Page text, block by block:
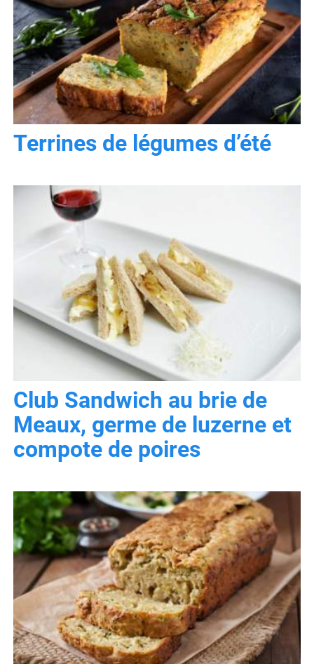
Terrines de légumes d’été
Club Sandwich au brie de
Meaux, germe de luzerne et
compote de poires